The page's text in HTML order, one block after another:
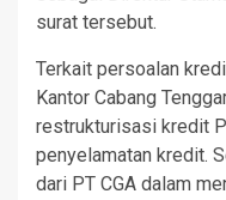
surat tersebut.
Terkait persoalan
Kantor Cabang
restrukturisasi kredit
penyelamatan kredit.
dari PT CGA dalam